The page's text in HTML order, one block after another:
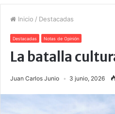
Inicio / Destacadas
Destacadas Notas de Opinión
La batalla
Juan Carlos Junio 3 junio, 2026